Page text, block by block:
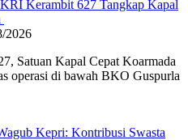
Kerambit 627 Tangkap Kapal
2026
Satuan Kapal Cepat Koarmada
operasi di bawah BKO Guspurla
Kepri: Kontribusi Swasta